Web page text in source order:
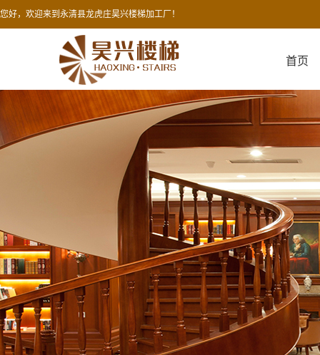
您好，欢迎来到永清县龙虎庄昊兴楼梯加工厂！
首页